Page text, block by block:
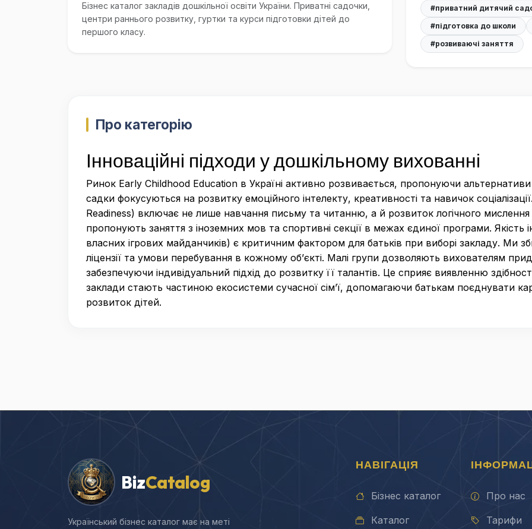
Бізнес каталог закладів дошкільної освіти України. Приватні садочки,
центри раннього розвитку, гуртки та курси підготовки дітей до
першого класу.
#приватний дитячий
#підготовка до школи
#розвиваючі заняття
Про категорію
Інноваційні підходи у дошкільному вихованні
Ринок Early Childhood Education в Україні активно розвивається, пропонуючи
садки фокусуються на розвитку емоційного інтелекту, креативності та навичок
Readiness) включає не лише навчання письму та читанню, а й розвиток логічного мислення
пропонують заняття з іноземних мов та спортивні секції в межах єдиної програми. Якість
власних ігрових майданчиків) є критичним фактором для батьків при виборі закладу. Ми
ліцензії та умови перебування в кожному об’єкті. Малі групи дозволяють вихователям
забезпечуючи індивідуальний підхід до розвитку її талантів. Це сприяє виявленню
заклади стають частиною екосистеми сучасної сім’ї, допомагаючи батькам поєднувати
розвиток дітей.
BizCatalog
Український бізнес каталог має на меті
НАВІГАЦІЯ
Бізнес каталог
Каталог
Про нас
Тарифи